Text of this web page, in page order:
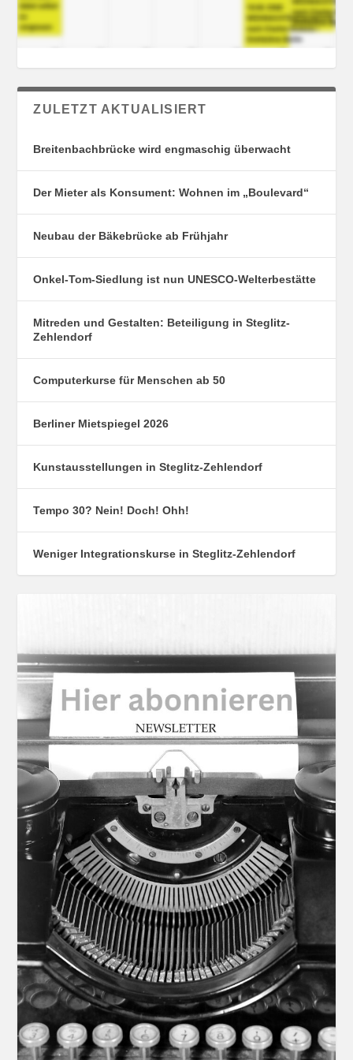
ZULETZT AKTUALISIERT
Breitenbachbrücke wird engmaschig überwacht
Der Mieter als Konsument: Wohnen im „Boulevard“
Neubau der Bäkebrücke ab Frühjahr
Onkel-Tom-Siedlung ist nun UNESCO-Welterbestätte
Mitreden und Gestalten: Beteiligung in Steglitz-
Zehlendorf
Computerkurse für Menschen ab 50
Berliner Mietspiegel 2026
Kunstausstellungen in Steglitz-Zehlendorf
Tempo 30? Nein! Doch! Ohh!
Weniger Integrationskurse in Steglitz-Zehlendorf